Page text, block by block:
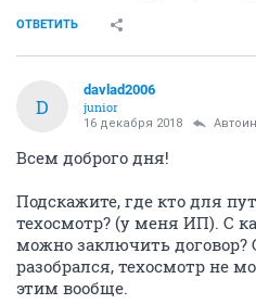
ОТВЕТИТЬ
D
davlad2006
junior
16 декабря 2018
Всем доброго дня!
Подскажите, где кто для
техосмотр? (у меня ИП). С
можно заключить
разобрался, техосмотр не
этим вообще.